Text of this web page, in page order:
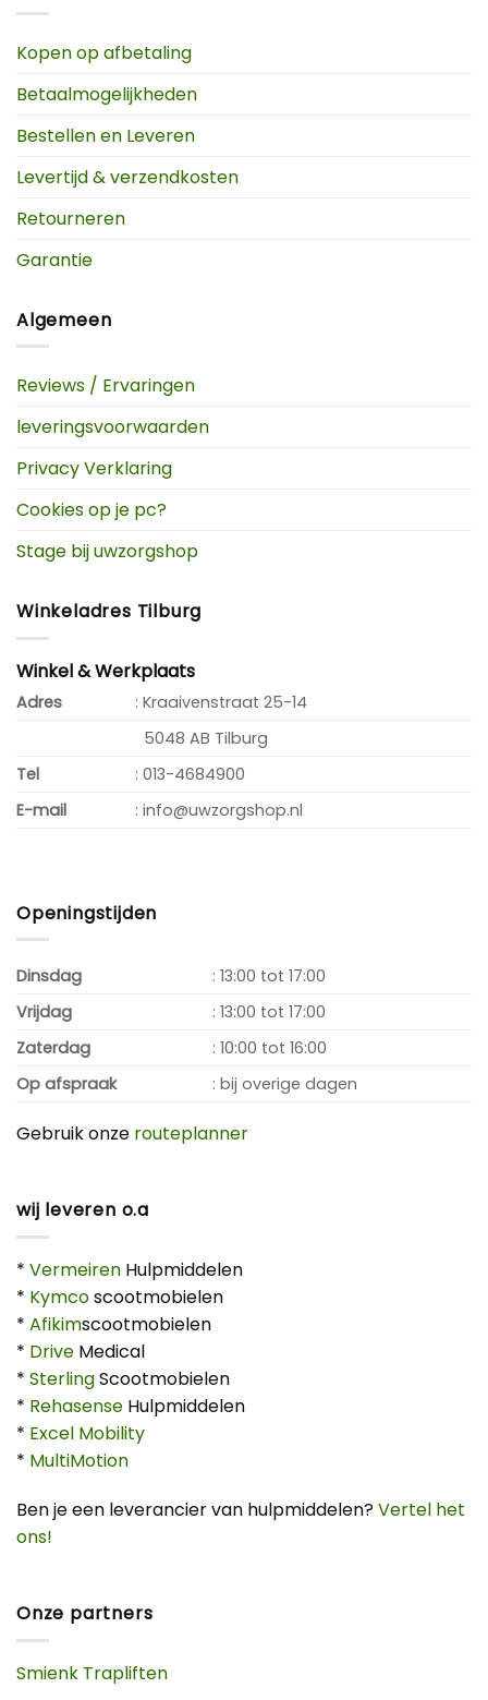
Kopen op afbetaling
Betaalmogelijkheden
Bestellen en Leveren
Levertijd & verzendkosten
Retourneren
Garantie
Algemeen
Reviews / Ervaringen
leveringsvoorwaarden
Privacy Verklaring
Cookies op je pc?
Stage bij uwzorgshop
Winkeladres Tilburg
Winkel & Werkplaats
Adres
: Kraaivenstraat 25-14
5048 AB Tilburg
Tel
: 013-4684900
E-mail
: info@uwzorgshop.nl
Openingstijden
Dinsdag
: 13:00 tot 17:00
Vrijdag
: 13:00 tot 17:00
Zaterdag
: 10:00 tot 16:00
Op afspraak
: bij overige dagen
Gebruik onze routeplanner
wij leveren o.a
* Vermeiren Hulpmiddelen
* Kymcoscootmobielen
* Afikimscootmobielen
* Drive Medical
* SterlingScootmobielen
* Rehasense Hulpmiddelen
* Excel Mobility
* MultiMotion
Ben je een leverancier van hulpmiddelen?Vertel het
ons!
Onze partners
Smienk Trapliften